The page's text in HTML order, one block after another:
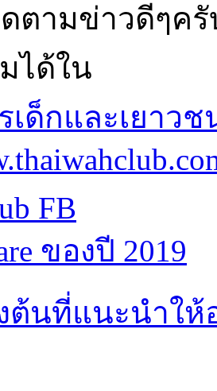
ตามข่าวดีๆครั
ได้ใน
เด็กและเยาวช
FB
ของปี 2019
ต้นที่แนะนำให้